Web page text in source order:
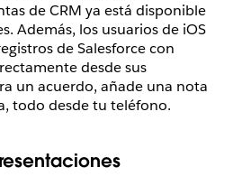
de CRM ya está disponible
Además, los usuarios de iOS
de Salesforce con
desde sus
un acuerdo, añade una nota
todo desde tu teléfono.